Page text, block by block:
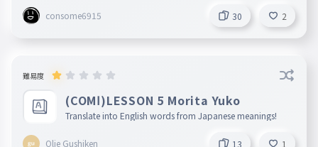
consome6915 30 2
難易度
(COMⅠ)LESSON 5 Morita Yuko
Translate into English words from Japanese meanings!
Olie Gushiken 13 1